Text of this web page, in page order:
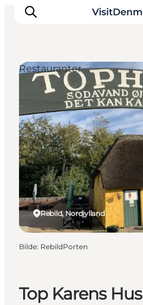
Inspirasjon
Reisemål
Aktiviteter
Overnatting
Planlegg reisen
Top Karens Hus
Rebild, Nordjylland
Restauranter
Bilde: RebildPorten